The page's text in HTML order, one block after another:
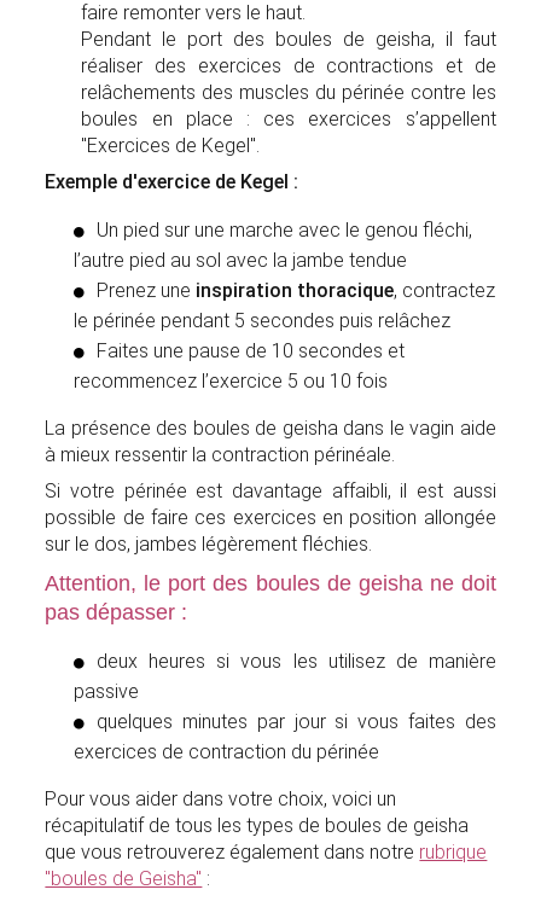
faire remonter vers le haut.
Pendant le port des boules de geisha, il faut
réaliser des exercices de contractions et de
relâchements des muscles du périnée contre les
boules en place : ces exercices s’appellent
"Exercices de Kegel".
Exemple d'exercice de Kegel :
Un pied sur une marche avec le genou fléchi,
l’autre pied au sol avec la jambe tendue
Prenez une inspiration thoracique, contractez
le périnée pendant 5 secondes puis relâchez
Faites une pause de 10 secondes et
recommencez l’exercice 5 ou 10 fois
La présence des boules de geisha dans le vagin aide
à mieux ressentir la contraction périnéale.
Si votre périnée est davantage affaibli, il est aussi
possible de faire ces exercices en position allongée
sur le dos, jambes légèrement fléchies.
Attention, le port des boules de geisha ne doit
pas dépasser :
deux heures si vous les utilisez de manière
passive
quelques minutes par jour si vous faites des
exercices de contraction du périnée
Pour vous aider dans votre choix, voici un
récapitulatif de tous les types de boules de geisha
que vous retrouverez également dans notre rubrique
"boules de Geisha" :